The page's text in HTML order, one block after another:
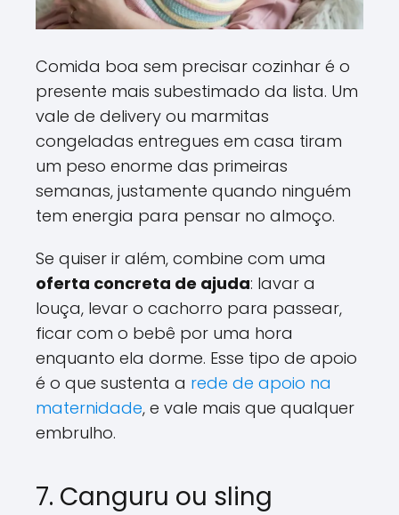
Comida boa sem precisar cozinhar é o
presente mais subestimado da lista. Um
vale de delivery ou marmitas
congeladas entregues em casa tiram
um peso enorme das primeiras
semanas, justamente quando ninguém
tem energia para pensar no almoço.
Se quiser ir além, combine com uma
oferta concreta de ajuda: lavar a
louça, levar o cachorro para passear,
ficar com o bebê por uma hora
enquanto ela dorme. Esse tipo de apoio
é o que sustenta a rede de apoio na
maternidade, e vale mais que qualquer
embrulho.
7. Canguru ou sling